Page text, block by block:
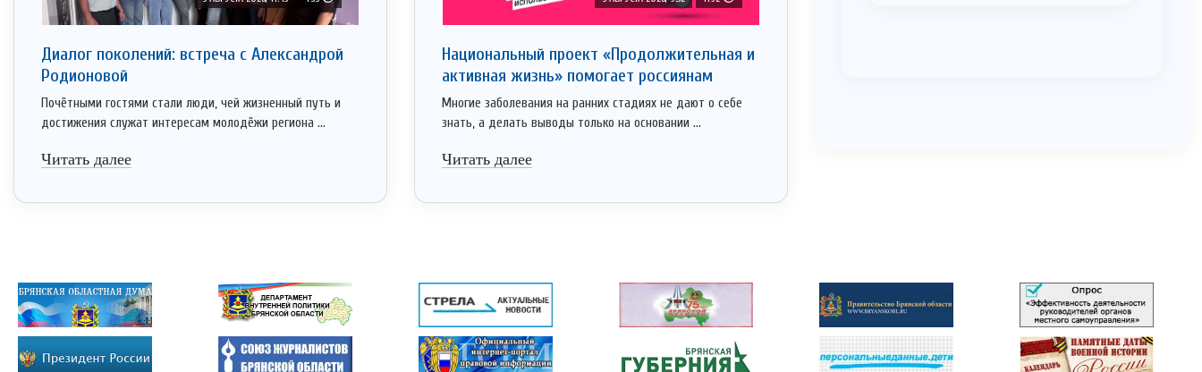
Диалог поколений: встреча с Александрой
Родионовой
Почётными гостями стали люди, чей жизненный путь и
достижения служат интересам молодёжи региона ...
Читать далее
Национальный проект «Продолжительная и
активная жизнь» помогает россиянам
Многие заболевания на ранних стадиях не дают о себе
знать, а делать выводы только на основании ...
Читать далее